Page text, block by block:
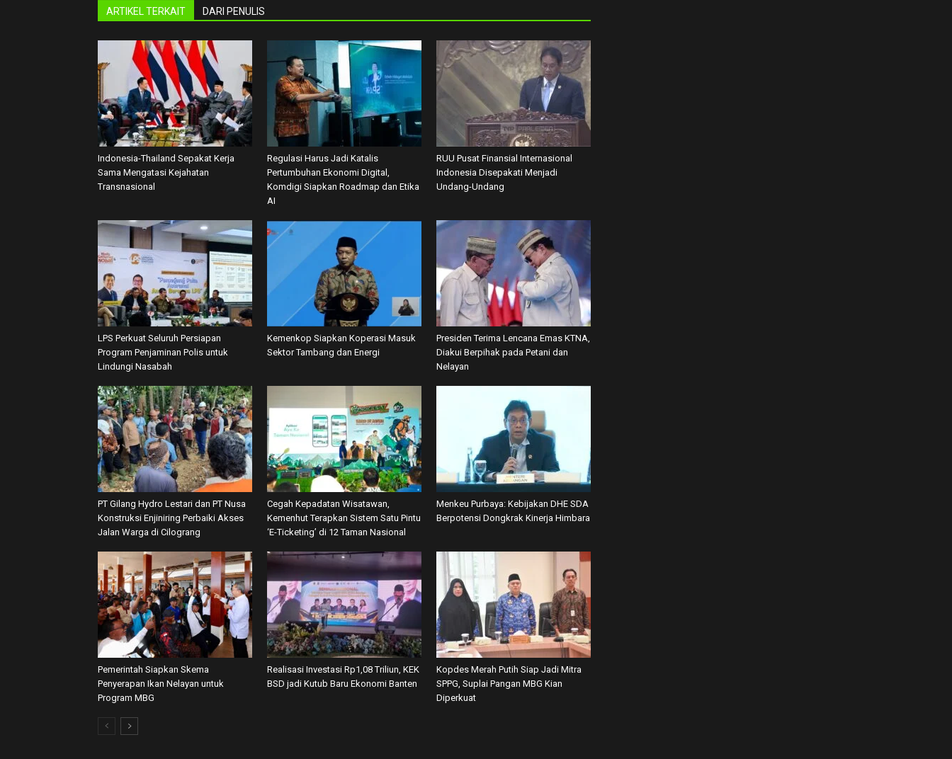
ARTIKEL TERKAIT DARI PENULIS
Indonesia-Thailand Sepakat Kerja
Sama Mengatasi Kejahatan
Transnasional
Regulasi Harus Jadi Katalis
Pertumbuhan Ekonomi Digital,
Komdigi Siapkan Roadmap dan Etika
AI
RUU Pusat Finansial Internasional
Indonesia Disepakati Menjadi
Undang-Undang
LPS Perkuat Seluruh Persiapan
Program Penjaminan Polis untuk
Lindungi Nasabah
Kemenkop Siapkan Koperasi Masuk
Sektor Tambang dan Energi
Presiden Terima Lencana Emas KTNA,
Diakui Berpihak pada Petani dan
Nelayan
PT Gilang Hydro Lestari dan PT Nusa
Konstruksi Enjiniring Perbaiki Akses
Jalan Warga di Cilograng
Cegah Kepadatan Wisatawan,
Kemenhut Terapkan Sistem Satu Pintu
‘E-Ticketing’ di 12 Taman Nasional
Menkeu Purbaya: Kebijakan DHE SDA
Berpotensi Dongkrak Kinerja Himbara
Pemerintah Siapkan Skema
Penyerapan Ikan Nelayan untuk
Program MBG
Realisasi Investasi Rp1,08 Triliun, KEK
BSD jadi Kutub Baru Ekonomi Banten
Kopdes Merah Putih Siap Jadi Mitra
SPPG, Suplai Pangan MBG Kian
Diperkuat